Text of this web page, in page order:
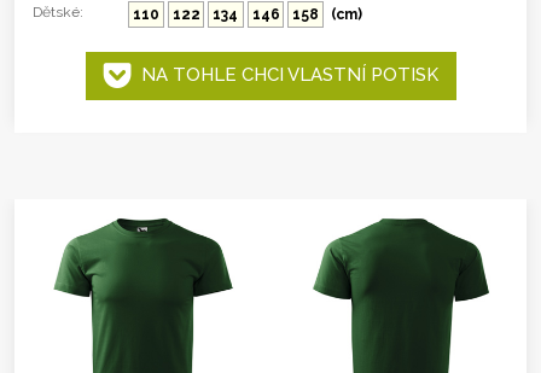
Dětské:
110 122 134 146 158 (cm)
NA TOHLE CHCI VLASTNÍ POTISK